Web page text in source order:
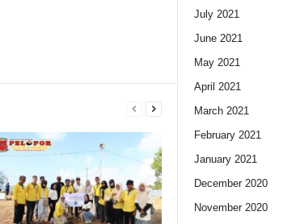
July 2021
June 2021
May 2021
April 2021
March 2021
February 2021
January 2021
December 2020
November 2020